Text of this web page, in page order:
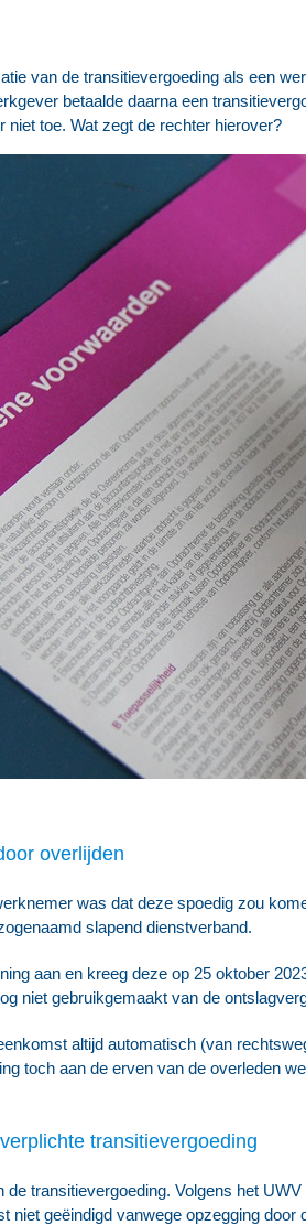
van de transitievergoeding als een
betaalde daarna een
toe. Wat zegt de rechter hierover?
overlijden
was dat deze spoedig zou
slapend dienstverband.
aan en kreeg deze op 25 oktober
niet gebruikgemaakt van de
altijd automatisch (van
toch aan de erven van de overleden
transitievergoeding
transitievergoeding. Volgens het
niet geëindigd vanwege opzegging